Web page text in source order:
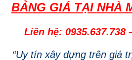
BẢNG GIÁ TẠI NHÀ
Liên hệ: 0935.637.738
“Uy tín xây dựng trên giá